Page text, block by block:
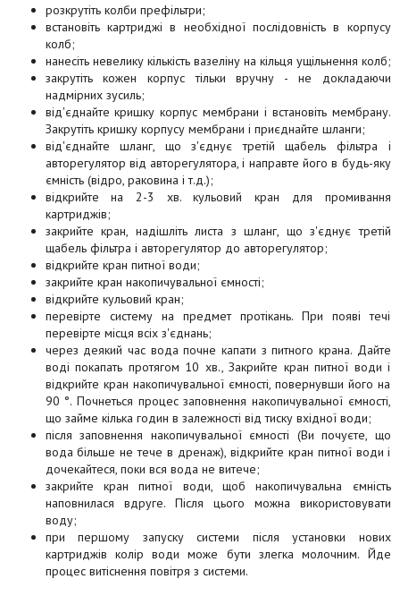
розкрутіть колби префільтри;
встановіть картриджі в необхідної послідовність в корпусу
колб;
нанесіть невелику кількість вазеліну на кільця ущільнення колб;
закрутіть кожен корпус тільки вручну - не докладаючи
надмірних зусиль;
від'єднайте кришку корпус мембрани і встановіть мембрану.
Закрутіть кришку корпусу мембрани і приєднайте шланги;
від'єднайте шланг, що з'єднує третій щабель фільтра і
авторегулятор від авторегулятора, і направте його в будь-яку
ємність (відро, раковина і т.д.);
відкрийте на 2-3 хв. кульовий кран для промивання
картриджів;
закрийте кран, надішліть листа з шланг, що з'єднує третій
щабель фільтра і авторегулятор до авторегулятор;
відкрийте кран питної води;
закрийте кран накопичувальної ємності;
відкрийте кульовий кран;
перевірте систему на предмет протікань. При появі течі
перевірте місця всіх з'єднань;
через деякий час вода почне капати з питного крана. Дайте
воді покапать протягом 10 хв., Закрийте кран питної води і
відкрийте кран накопичувальної ємності, повернувши його на
90 °. Почнеться процес заповнення накопичувальної ємності,
що займе кілька годин в залежності від тиску вхідної води;
після заповнення накопичувальної ємності (Ви почуєте, що
вода більше не тече в дренаж), відкрийте кран питної води і
дочекайтеся, поки вся вода не витече;
закрийте кран питної води, щоб накопичувальна ємність
наповнилася вдруге. Після цього можна використовувати
воду;
при першому запуску системи після установки нових
картриджів колір води може бути злегка молочним. Йде
процес витіснення повітря з системи.